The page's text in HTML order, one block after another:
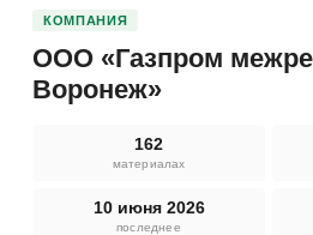
КОМПАНИЯ
ООО «Газпром
Воронеж»
162
материалах
10 июня 2026
последнее